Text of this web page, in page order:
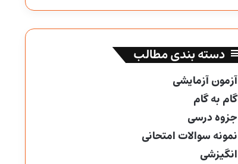
دسته بندی مطالب
آزمون آزمایشی
گام به گام
جزوه درسی
نمونه سوالات امتحانی
انگیزشی